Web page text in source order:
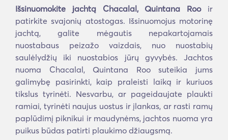
Išsinuomokite jachtą Chacalal, Quintana Rooir
patirkite svajonių atostogas. Išsinuomojus motorinę
jachtą, galite mėgautis nepakartojamais
nuostabaus peizažo vaizdais, nuo nuostabių
saulėlydžių iki nuostabios jūrų gyvybės. Jachtos
nuoma Chacalal, Quintana Roo suteikia jums
galimybę pasirinkti, kaip praleisti laiką ir kuriuos
tikslus tyrinėti. Nesvarbu, ar pageidaujate plaukti
ramiai, tyrinėti naujus uostus ir įlankas, ar rasti ramų
paplūdimį piknikui ir maudynėms, jachtos nuoma yra
puikus būdas patirti plaukimo džiaugsmą.